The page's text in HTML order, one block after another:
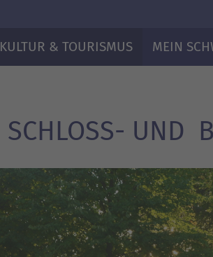
KULTUR & TOURISMUS MEIN
SCHLOSS- UND